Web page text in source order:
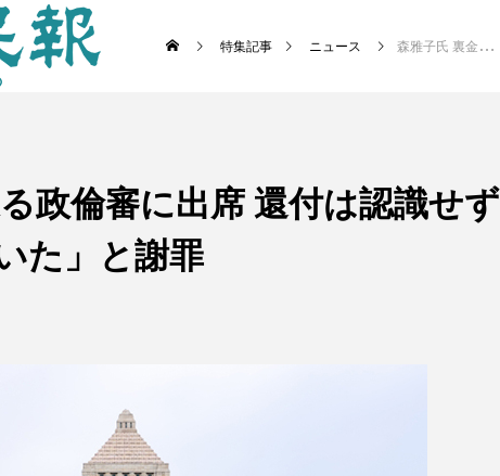
特集記事 ニュース 森雅子氏 裏金巡る政倫審に出席 還付は認識せずも「政治不信招いた」と謝罪
政倫審に出席 還付は認識せず
た」と謝罪